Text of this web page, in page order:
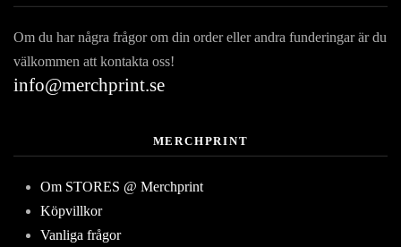
Om du har några frågor om din order eller andra funderingar är du
välkommen att kontakta oss!
info@merchprint.se
MERCHPRINT
Om STORES @ Merchprint
Köpvillkor
Vanliga frågor